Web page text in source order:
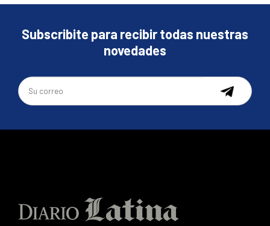
Subscribite para recibir todas nuestras
novedades